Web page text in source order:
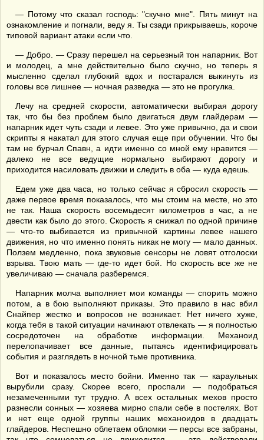
— Потому что сказал господь: "скучно мне". Пять минут на
ознакомление и погнали, веду я. Ты сзади прикрываешь, короче
типовой вариант атаки если что.
— Добро. — Сразу перешел на серьезный тон напарник. Вот
и молодец, а мне действительно было скучно, но теперь я
мысленно сделал глубокий вдох и постарался выкинуть из
головы все лишнее — ночная разведка — это не прогулка.
Лечу на средней скорости, автоматически выбирая дорогу
так, что бы без проблем было двигаться двум глайдерам —
напарник идет чуть сзади и левее. Это уже привычно, да и свои
скрипты я накатал для этого случая еще при обучении. Что бы
там не бурчал Спавн, а идти именно со мной ему нравится —
далеко не все ведущие нормально выбирают дорогу и
приходится насиловать движки и следить в оба — куда едешь.
Едем уже два часа, но только сейчас я сбросил скорость —
даже первое время показалось, что мы стоим на месте, но это
не так. Наша скорость восемьдесят километров в час, а не
двести как было до этого. Скорость я снижал по одной причине
— что-то выбивается из привычной картины левее нашего
движения, но что именно понять никак не могу — мало данных.
Ползем медленно, пока звуковые сенсоры не ловят отголоски
взрыва. Твою мать — где-то идет бой. Но скорость все же не
увеличиваю — сначала разберемся.
Напарник молча выполняет мои команды — спорить можно
потом, а в бою выполняют приказы. Это правило в нас вбил
Снайпер жестко и вопросов не возникает. Нет ничего хуже,
когда тебя в такой ситуации начинают отвлекать — я полностью
сосредоточен на обработке информации. Механоид
перелопачивает все данные, пытаясь идентифицировать
события и разглядеть в ночной тьме противника.
Вот и показалось место бойни. Именно так — караульных
вырубили сразу. Скорее всего, проспали — подобраться
незамеченными тут трудно. А всех остальных мехов просто
разнесли сонных — хозяева мирно спали себе в постелях. Вот
и нет еще одной группы наших механоидов в двадцать
глайдеров. Неспешно облетаем обломки — персы все забраны,